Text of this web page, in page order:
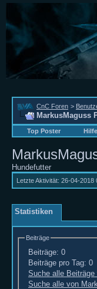
CnC Foren >
MarkusMaguss
Top Poster Hilfe
Hundefutter
Letzte Aktivität: 26-04-2018
Statistiken
Beiträge
Beiträge: 0
Beiträge pro Tag: 0
Suche alle
Suche alle von